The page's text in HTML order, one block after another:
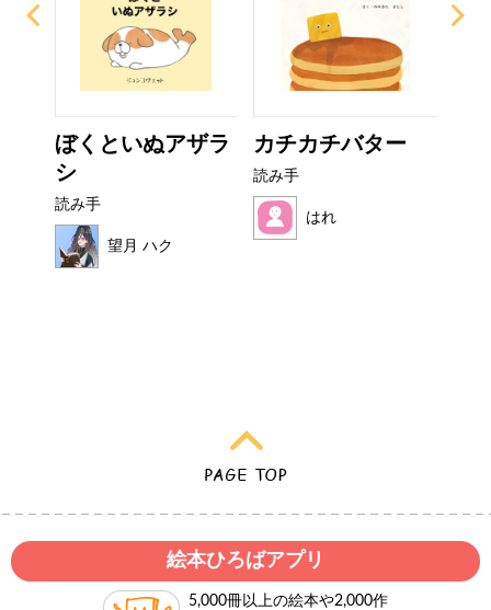
ぼくといぬアザラ
シ
読み手
望月 ハク
カチカチバター
読み手
はれ
絵本ひろばアプリ
5,000冊以上の絵本や2,000作